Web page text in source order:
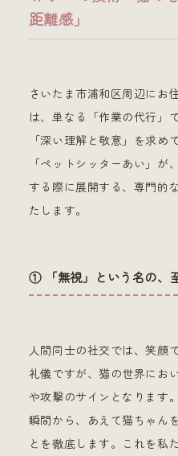
距離感」
さいたま市浦和区周辺にお
は、単なる「作業の代行」
「深い理解と敬意」を求め
「ペットシッターあい」が
する際に展開する、専門的
たします。
① 「無視」という名の、
人間同士の社交では、笑顔
礼儀ですが、猫の世界にお
や攻撃のサインとなります
瞬間から、あえて猫ちゃん
とを徹底します。これを私